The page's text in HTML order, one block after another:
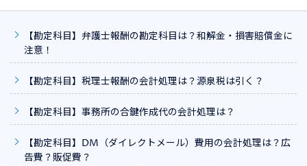
【勘定科目】弁護士報酬の勘定科目は？和解金・損害賠償金に
注意！
【勘定科目】税理士報酬の会計処理は？源泉税は引く？
【勘定科目】事務所の合鍵作成代の会計処理は？
【勘定科目】DM（ダイレクトメール）費用の会計処理は？広
告費？販促費？